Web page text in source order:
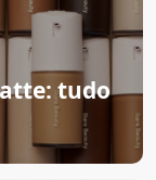
tudo